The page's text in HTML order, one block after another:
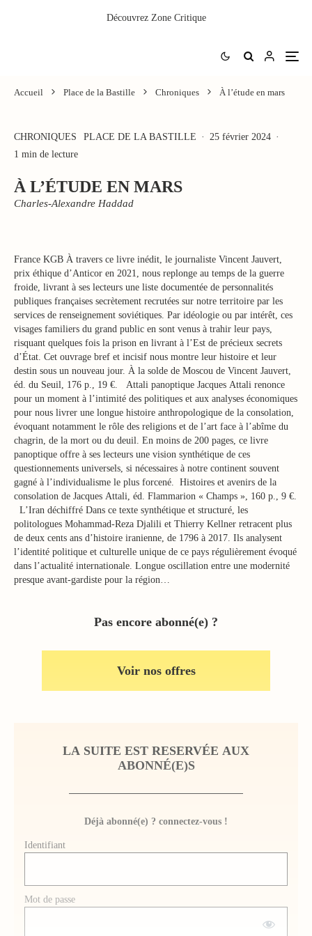
Découvrez Zone Critique
Accueil Place de la Bastille Chroniques À l’étude en mars
CHRONIQUES PLACE DE LA BASTILLE · 25 février 2024 ·
1 min de lecture
À L’ÉTUDE EN MARS
Charles-Alexandre Haddad
France KGB À travers ce livre inédit, le journaliste Vincent Jauvert,
prix éthique d’Anticor en 2021, nous replonge au temps de la guerre
froide, livrant à ses lecteurs une liste documentée de personnalités
publiques françaises secrètement recrutées sur notre territoire par les
services de renseignement soviétiques. Par idéologie ou par intérêt, ces
visages familiers du grand public en sont venus à trahir leur pays,
risquant quelques fois la prison en livrant à l’Est de précieux secrets
d’État. Cet ouvrage bref et incisif nous montre leur histoire et leur
destin sous un nouveau jour. À la solde de Moscou de Vincent Jauvert,
éd. du Seuil, 176 p., 19 €. Attali panoptique Jacques Attali renonce
pour un moment à l’intimité des politiques et aux analyses économiques
pour nous livrer une longue histoire anthropologique de la consolation,
évoquant notamment le rôle des religions et de l’art face à l’abîme du
chagrin, de la mort ou du deuil. En moins de 200 pages, ce livre
panoptique offre à ses lecteurs une vision synthétique de ces
questionnements universels, si nécessaires à notre continent souvent
gagné à l’individualisme le plus forcené. Histoires et avenirs de la
consolation de Jacques Attali, éd. Flammarion « Champs », 160 p., 9 €.
L’Iran déchiffré Dans ce texte synthétique et structuré, les
politologues Mohammad-Reza Djalili et Thierry Kellner retracent plus
de deux cents ans d’histoire iranienne, de 1796 à 2017. Ils analysent
l’identité politique et culturelle unique de ce pays régulièrement évoqué
dans l’actualité internationale. Longue oscillation entre une modernité
presque avant-gardiste pour la région…
Pas encore abonné(e) ?
Voir nos offres
LA SUITE EST RESERVÉE AUX
ABONNÉ(E)S
Déjà abonné(e) ? connectez-vous !
Identifiant
Mot de passe